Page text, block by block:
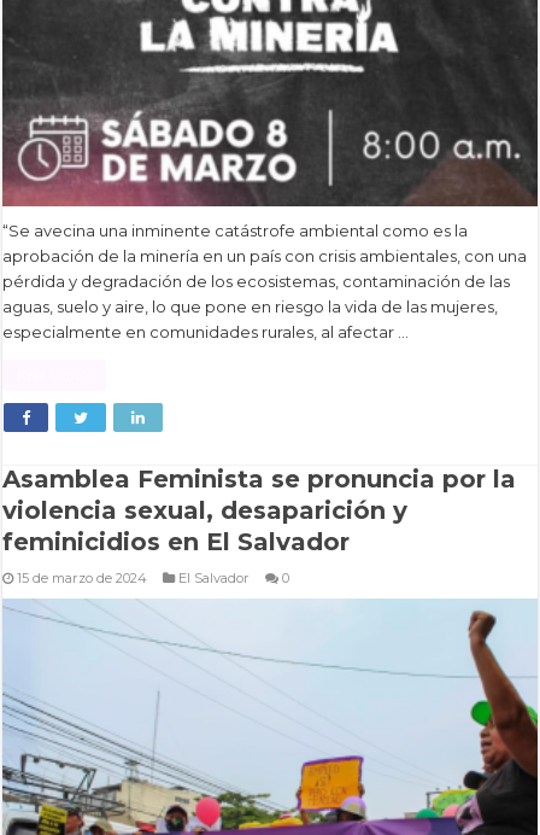
“Se avecina una inminente catástrofe ambiental como es la
aprobación de la minería en un país con crisis ambientales, con una
pérdida y degradación de los ecosistemas, contaminación de las
aguas, suelo y aire, lo que pone en riesgo la vida de las mujeres,
especialmente en comunidades rurales, al afectar …
Asamblea Feminista se pronuncia por la
violencia sexual, desaparición y
feminicidios en El Salvador
15 de marzo de 2024 El Salvador 0